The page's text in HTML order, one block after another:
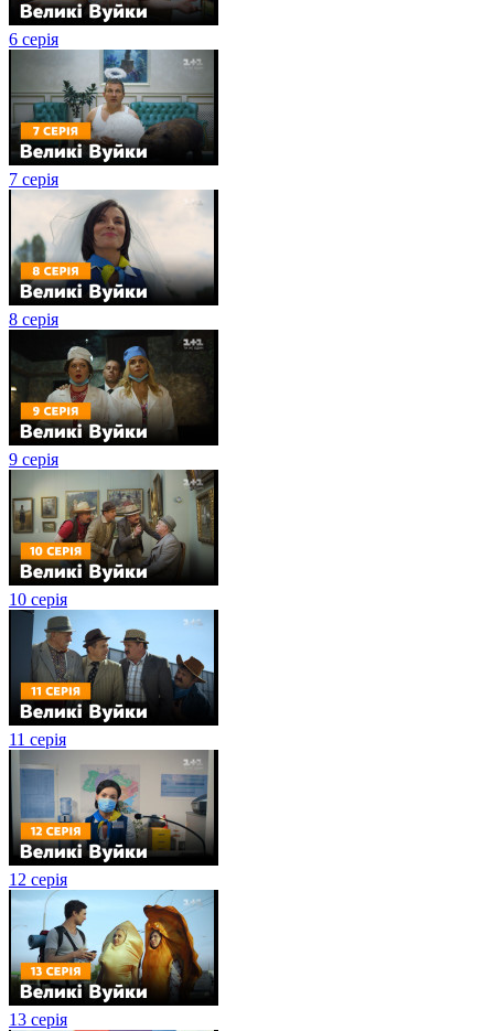
6 серія
7 серія
8 серія
9 серія
10 серія
11 серія
12 серія
13 серія